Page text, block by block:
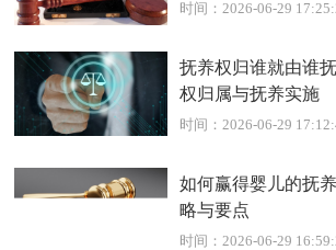
时间：2026-06-29
抚养权归谁就由谁
权归属与抚养实施
时间：2026-06-29
如何赢得婴儿的抚
略与要点
时间：2026-06-29